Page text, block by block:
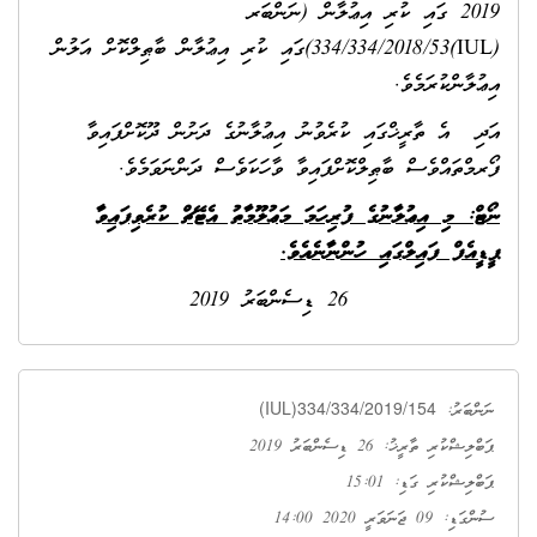
2019 ގައި ކުރި އިޢުލާން (ނަންބަރ
(IUL)334/334/2018/53)ގައި ކުރި އިޢުލާން ބާޠިލްކޮށް އަލުން
އިޢުލާންކުރަމެވެ.
އަދި އެ ތާރީޚްގައި ކުރެވުނު އިޢުލާނުގެ ދަށުން ދޫކޮށްފައިވާ
ފޯރމްތައްވެސް ބާޠިލްކޮށްފައިވާ ވާހަކަވެސް ދަންނަވަމެވެ.
ނޯޓް: މި އިޢުލާނުގެ ފުރިހަމަ މަޢުލޫމާތު އެޓޭޗް ކުރެވިފައިވާ
ޕީޑީއެފް ފައިލްގައި ހުންނާނެއެވެ.
26 ޑިސެންބަރު 2019
ނަންބަރު: (IUL)334/334/2019/154
ޕަބްލިޝްކުރި ތާރީޚު: 26 ޑިސެންބަރު 2019
ޕަބްލިޝްކުރި ގަޑި: 15:01
ސުންގަޑި: 09 ޖަނަވަރީ 2020 14:00